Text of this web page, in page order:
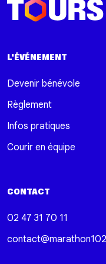
L'ÉVÉNEMENT
Devenir bénévole
Règlement
Infos pratiques
Courir en équipe
CONTACT
02 47 31 70 11